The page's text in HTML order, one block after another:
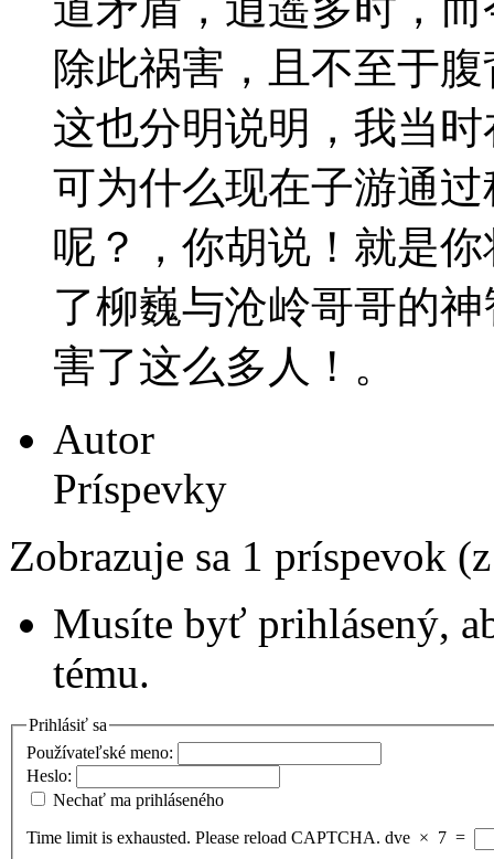
除此祸害，且不至于
这也分明说明，我当
可为什么现在子游通
呢？，你胡说！就是
了柳巍与沧岭哥哥的
害了这么多人！。
Autor
Príspevky
Zobrazuje sa 1 príspevok
Musíte byť prihlásený,
tému.
Prihlásiť sa
Používateľské meno:
Heslo:
Nechať ma prihláseného
Time limit is exhausted. Please reload CAPTCHA. dve × 7 =